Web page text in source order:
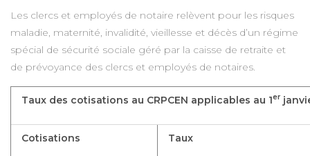
Les clercs et employés de notaire relèvent pour les risques
maladie, maternité, invalidité, vieillesse et décès d’un régime
spécial de sécurité sociale géré par la caisse de retraite et
de prévoyance des clercs et employés de notaires.
Taux des cotisations au CRPCEN applicables au 1er
Cotisations Taux